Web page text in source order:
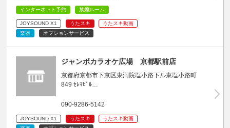
インターネット予約 禁煙ルーム
JOYSOUND X1 うたスキ
うたスキ動画
楽器
オプションサービス
ジャンボカラオケ広場 京都駅前店
京都府京都市下京区東洞院塩小路下ル東塩小路町
849 ｾﾚﾏﾋﾞﾙ…
090-9286-5142
JOYSOUND X1 うたスキ
うたスキ動画